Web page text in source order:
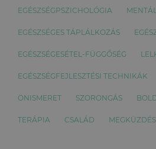
EGÉSZSÉGPSZICHOLÓGIA
EGÉSZSÉGES TÁPLÁLKOZÁS
EGÉSZSÉGESÉTEL-FÜGGŐSÉG
EGÉSZSÉGFEJLESZTÉSI TECHNIKÁK
ÖNISMERET SZORONGÁS
TERÁPIA CSALÁD MEGKÜZDÉS